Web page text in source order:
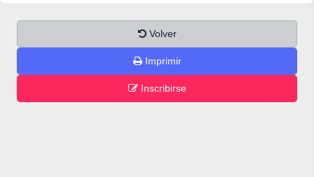
Volver
Imprimir
Inscribirse